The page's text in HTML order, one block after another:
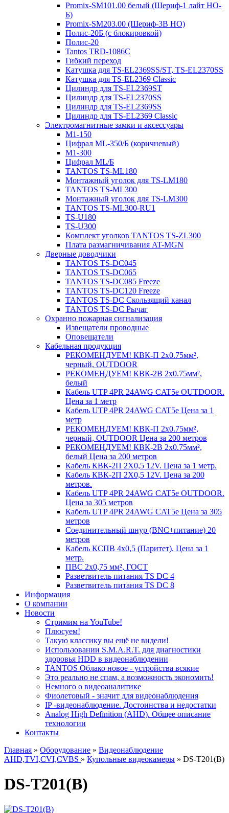
Promix-SM101.00 белый (Шериф-1 лайт НО-
Б)
Promix-SM203.00 (Шериф-3В НО)
Полис-20Б (с блокировкой)
Полис-20
Tantos TRD-1086C
Гибкий переход
Катушка для TS-EL2369SS/ST, TS-EL2370SS
Катушка для TS-EL2369 Classic
Цилиндр для TS-EL2369ST
Цилиндр для TS-EL2370SS
Цилиндр для TS-EL2369SS
Цилиндр для TS-EL2369 Classic
Электромагнитные замки и аксессуары
М1-150
Цифрал ML-350/Б (коричневый)
М1-300
Цифрал ML/Б
TANTOS TS-ML180
Монтажный уголок для TS-LM180
TANTOS TS-ML300
Монтажный уголок для TS-LM300
TANTOS TS-ML300-RU1
TS-U180
TS-U300
Комплект уголков TANTOS TS-ZL300
Плата размагничивания AT-MGN
Дверные доводчики
TANTOS TS-DC045
TANTOS TS-DC065
TANTOS TS-DC085 Freeze
TANTOS TS-DC120 Freeze
TANTOS TS-DC Скользящий канал
TANTOS TS-DC Рычаг
Охранно пожарная сигнализация
Извещатели проводные
Оповещатели
Кабельная продукция
РЕКОМЕНДУЕМ! КВК-П 2х0.75мм²,
черный, OUTDOOR
РЕКОМЕНДУЕМ! КВК-2В 2х0.75мм²,
белый
Кабель UTP 4PR 24AWG CAT5e OUTDOOR.
Цена за 1 метр
Кабель UTP 4PR 24AWG CAT5e Цена за 1
метр
РЕКОМЕНДУЕМ! КВК-П 2х0.75мм²,
черный, OUTDOOR Цена за 200 метров
РЕКОМЕНДУЕМ! КВК-2В 2х0.75мм²,
белый Цена за 200 метров
Кабель КВК-2П 2Х0,5 12V. Цена за 1 метр.
Кабель КВК-2П 2Х0,5 12V. Цена за 200
метров.
Кабель UTP 4PR 24AWG CAT5e OUTDOOR.
Цена за 305 метров
Кабель UTP 4PR 24AWG CAT5e Цена за 305
метров
Соединительный шнур (BNC+питание) 20
метров
Кабель КСПВ 4х0,5 (Паритет). Цена за 1
метр.
ПВС 2х0,75 мм², ГОСТ
Разветвитель питания TS DC 4
Разветвитель питания TS DC 8
Информация
О компании
Новости
Стримим на YouTube!
Плюсуем!
Такую классику вы ещё не видели!
Использовании S.M.A.R.T. для диагностики
здоровья HDD в видеонаблюдении
TANTOS Облако новое - устройства всякие
Это реально не спам, а возможность экономить!
Немного о видеоаналитике
Фиолетовый - значит для видеонаблюдения
IP -видеонаблюдение. Достоинства и недостатки
Analog High Definition (AHD). Общее описание
технологии
Контакты
Главная » Оборудование » Видеонаблюдение
AHD,TVI,CVI,CVBS » Купольные видеокамеры » DS-T201(B)
DS-T201(B)